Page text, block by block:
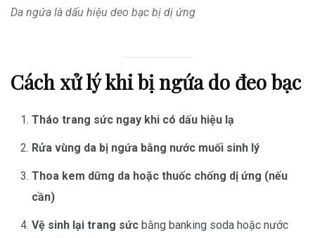
Da ngứa là dấu hiệu deo bạc bị dị ứng
Cách xử lý khi bị ngứa do đeo bạc
Tháo trang sức ngay khi có dấu hiệu lạ
Rửa vùng da bị ngứa bằng nước muối sinh lý
Thoa kem dững da hoặc thuốc chống dị ứng (nếu
cần)
Vệ sinh lại trang sức bằng banking soda hoặc nước